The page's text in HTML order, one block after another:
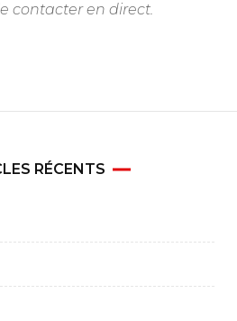
contacter en direct.
RÉCENTS